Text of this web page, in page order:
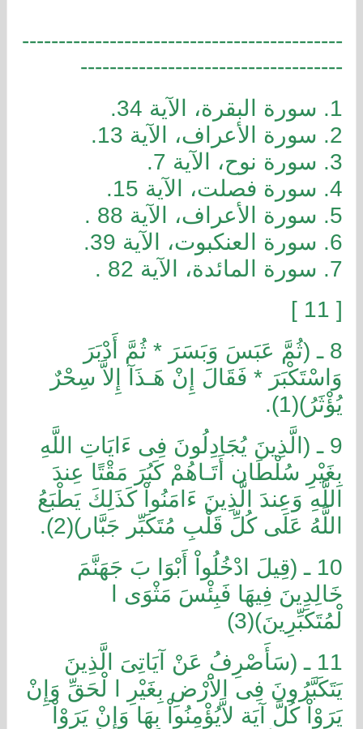
--------------------------------------------
------------------------------------
1. سورة البقرة، الآية 34.
2. سورة الأعراف، الآية 13.
3. سورة نوح، الآية 7.
4. سورة فصلت، الآية 15.
5. سورة الأعراف، الآية 88 .
6. سورة العنكبوت، الآية 39.
7. سورة المائدة، الآية 82 .
[ 11 ]
8 ـ (ثُمَّ عَبَسَ وَبَسَرَ * ثُمَّ أَدْبَرَ
وَاسْتَكْبَرَ * فَقَالَ إِنْ هَـذَآ إِلاَّ سِحْرٌ
يُؤْثَرُ)(1).
9 ـ (الَّذِينَ يُجَادِلُونَ فِى ءَايَاتِ اللَّهِ
بِغَيْرِ سُلْطَان أَتَـاهُمْ كَبُرَ مَقْتًا عِندَ
اللَّهِ وَعِندَ الَّذِينَ ءَامَنُواْ كَذَلِكَ يَطْبَعُ
اللَّهُ عَلَى كُلِّ قَلْبِ مُتَكَبِّر جَبَّار)(2).
10 ـ (قِيلَ ادْخُلُواْ أَبْوَا بَ جَهَنَّمَ
خَالِدِينَ فِيهَا فَبِئْسَ مَثْوَى ا
لْمُتَكَبِّرِينَ)(3)
11 ـ (سَأَصْرِفُ عَنْ آيَاتِىَ الَّذِينَ
يَتَكَبَّرُونَ فِى الاَْرْضِ بِغَيْرِ ا لْحَقِّ وَإِنْ
يَرَوْاْ كُلَّ آيَة لاَّيُؤْمِنُواْ بِهَا وَإِنْ يَرَوْاْ